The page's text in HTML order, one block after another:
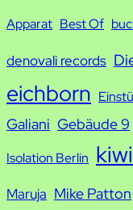
c
Apparat Best Of
denovali records
eichborn
Galiani Gebäude 9
Isolation Berlin kiwi
Maruja Mike Patton